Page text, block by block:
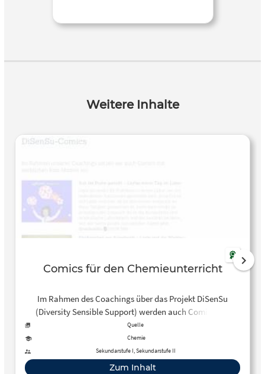
Weitere Inhalte
Comics für den Chemieunterricht
Im Rahmen des Coachings über das Projekt DiSenSu
(Diversity Sensible Support) werden auch Comics mit
weiblichen Role Models eingesetzt. Die Comics gibt es hier
als PDFs zum Download für den Chemieunterricht.
Quelle
Chemie
Sekundarstufe I, Sekundarstufe II
Zum Inhalt